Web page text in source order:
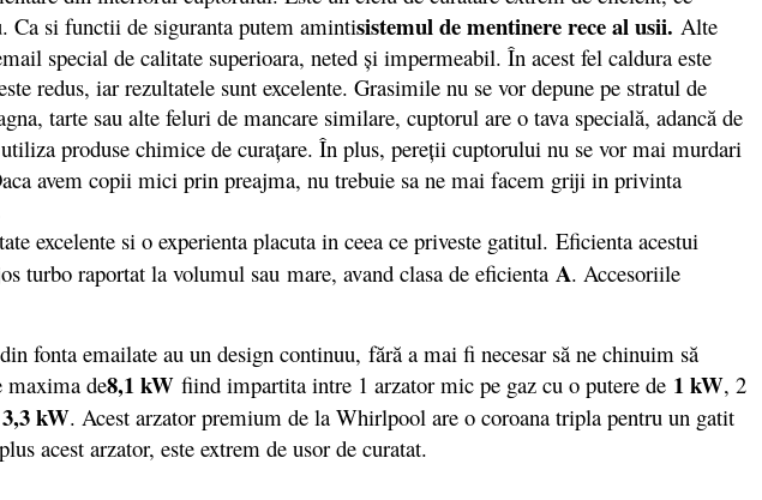
Ca si functii de siguranta putem amintisistemul de mentinere rece al usii. Alte
special de calitate superioara, neted şi impermeabil. În acest fel caldura este
redus, iar rezultatele sunt excelente. Grasimile nu se vor depune pe stratul de
tarte sau alte feluri de mancare similare, cuptorul are o tava specială, adancă de
produse chimice de curațare. În plus, pereții cuptorului nu se vor mai murdari
avem copii mici prin preajma, nu trebuie sa ne mai facem griji in privinta
excelente si o experienta placuta in ceea ce priveste gatitul. Eficienta acestui
turbo raportat la volumul sau mare, avand clasa de eficienta A. Accesoriile
emailate au un design continuu, fără a mai fi necesar să ne chinuim să
maxima de8,1 kW fiind impartita intre 1 arzator mic pe gaz cu o putere de 1 kW, 2
3,3 kW. Acest arzator premium de la Whirlpool are o coroana tripla pentru un gatit
acest arzator, este extrem de usor de curatat.